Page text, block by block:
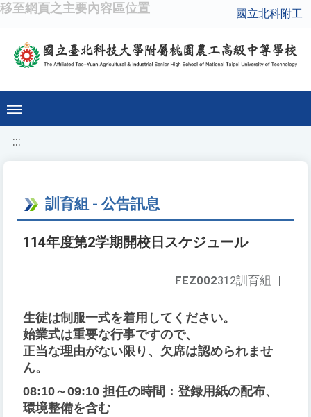
移至網頁之主要內容區位置 國立北科附工
:::
訓育組 - 公告訊息
114年度第2学期開校日スケジュール
FEZ002312訓育組 |
生徒は制服一式を着用してください。
始業式は重要な行事ですので、
正当な理由がない限り、欠席は認められませ
ん。
08:10～09:10 担任の時間：登録用紙の配布、
環境整備を含む